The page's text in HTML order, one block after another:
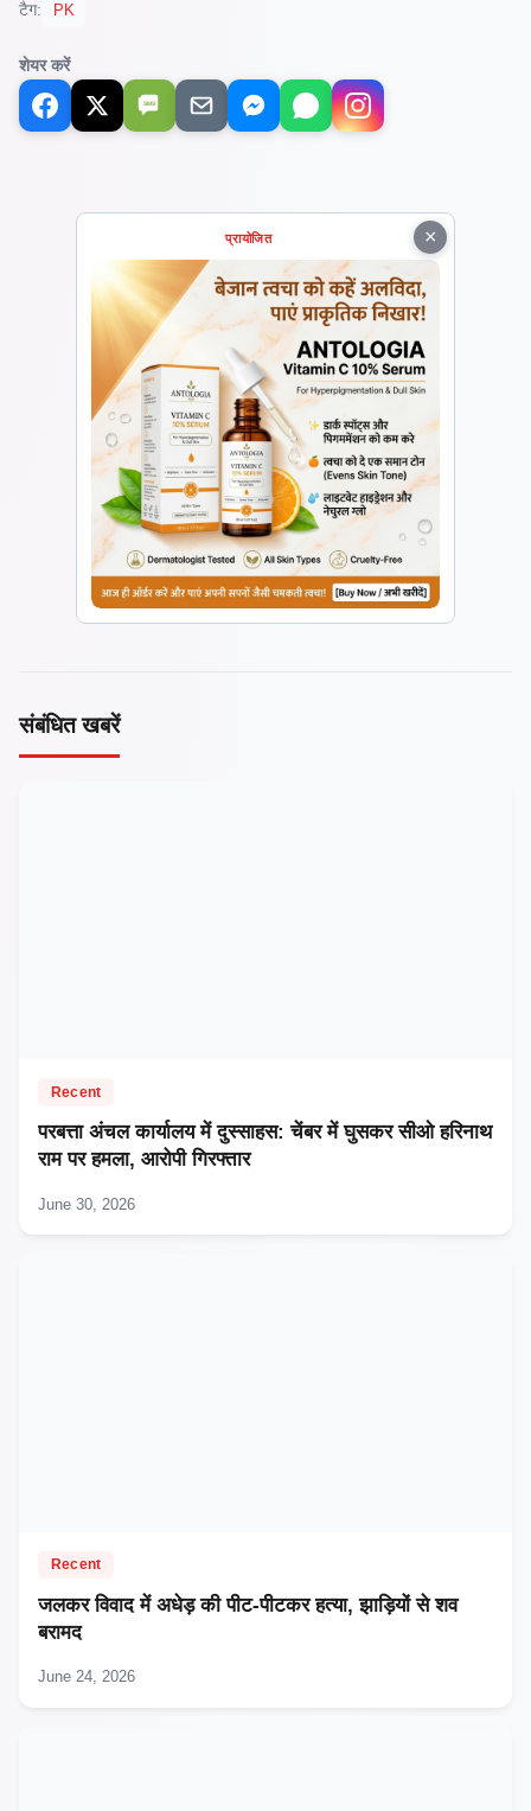
टैग: PK
शेयर करें
SMS
×
प्रायोजित
संबंधित खबरें
Recent
परबत्ता अंचल कार्यालय में दुस्साहस: चेंबर में घुसकर सीओ हरिनाथ
राम पर हमला, आरोपी गिरफ्तार
June 30, 2026
Recent
जलकर विवाद में अधेड़ की पीट-पीटकर हत्या, झाड़ियों से शव
बरामद
June 24, 2026